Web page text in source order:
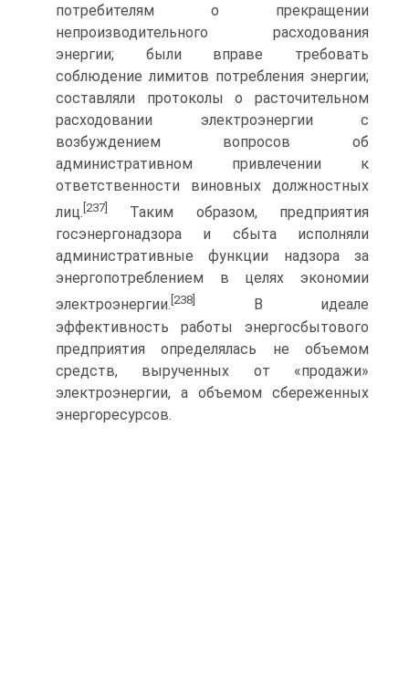
потребителям о прекращении
непроизводительного расходования
энергии; были вправе требовать
соблюдение лимитов потребления энергии;
составляли протоколы о расточительном
расходовании электроэнергии с
возбуждением вопросов об
административном привлечении к
ответственности виновных должностных
лиц. [237]
Таким образом, предприятия
госэнергонадзора и сбыта исполняли
административные функции надзора за
энергопотреблением в целях экономии
электроэнергии. [238]
В идеале
эффективность работы энергосбытового
предприятия определялась не объемом
средств, вырученных от «продажи»
электроэнергии, а объемом сбереженных
энергоресурсов.